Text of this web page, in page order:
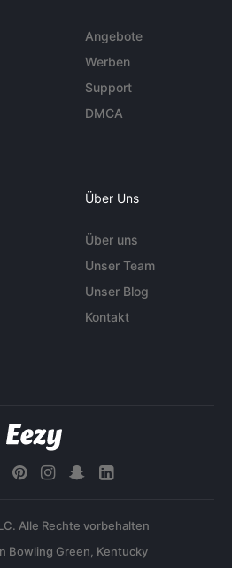
Angebote
Werben
Support
DMCA
Über Uns
Über uns
Unser Team
Unser Blog
Kontakt
Alle Rechte vorbehalten